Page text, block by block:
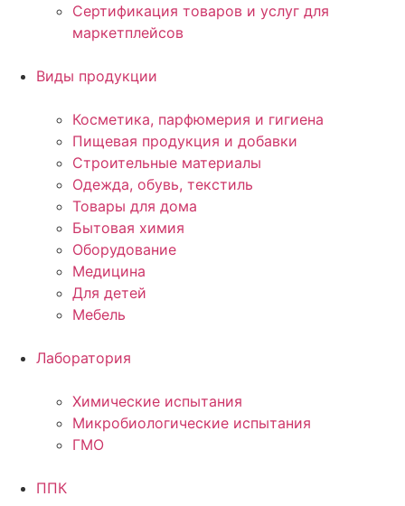
Сертификация товаров и услуг для
маркетплейсов
Виды продукции
Косметика, парфюмерия и гигиена
Пищевая продукция и добавки
Строительные материалы
Одежда, обувь, текстиль
Товары для дома
Бытовая химия
Оборудование
Медицина
Для детей
Мебель
Лаборатория
Химические испытания
Микробиологические испытания
ГМО
ППК